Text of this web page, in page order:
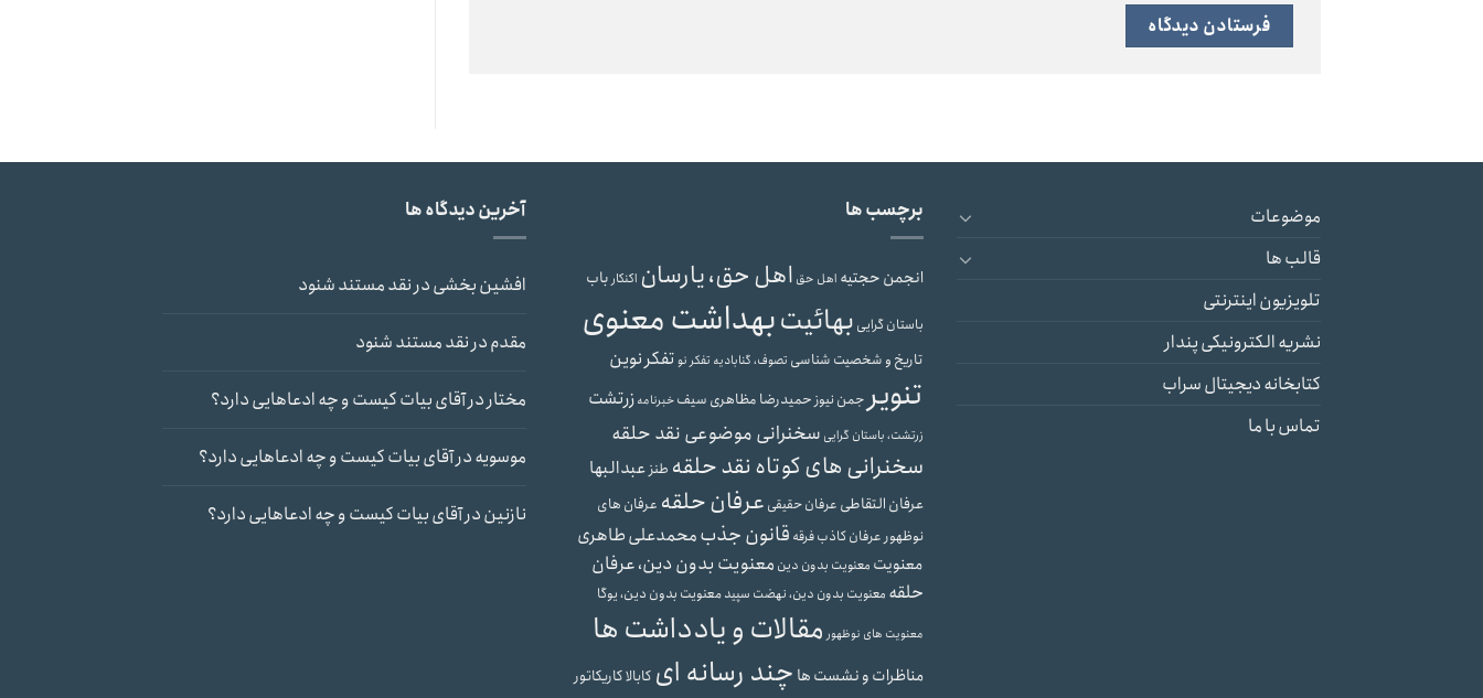
موضوعات
قالب ها
تلویزیون اینترنتی
نشریه الکترونیکی پندار
کتابخانه دیجیتال سراب
تماس با ما
برچسب ها
انجمن حجتیه اهل حق اهل حق، یارسان اکنکارباب
باستان گرایی بهائیتبهداشت معنوی
تاریخ و شخصیت شناسی تصوف، گنابادیه تفکر نوتفکر نوین
تنویر جمن نیوزحمیدرضا مظاهری سیفخبرنامهزرتشت
زرتشت، باستان گرایی سخنرانی موضوعی نقد حلقه
سخنرانی های کوتاه نقد حلقه طنزعبدالبها
عرفان التقاطی عرفان حقیقی عرفان حلقه عرفان های
نوظهور عرفان کاذبفرقه قانون جذبمحمدعلی طاهری
معنویت معنویت بدون دین معنویت بدون دین، عرفان
حلقه معنویت بدون دین، نهضت سپیدمعنویت بدون دین، یوگا
معنویت های نوظهور مقالات و یادداشت ها
مناظرات و نشست ها چند رسانه ای کابالاکاریکاتور
آخرین دیدگاه ها
افشین بخشیدرنقد مستند شنود
مقدمدرنقد مستند شنود
مختاردرآقای بیات کیست و چه ادعاهایی دارد؟
موسویهدرآقای بیات کیست و چه ادعاهایی دارد؟
نازنیندرآقای بیات کیست و چه ادعاهایی دارد؟